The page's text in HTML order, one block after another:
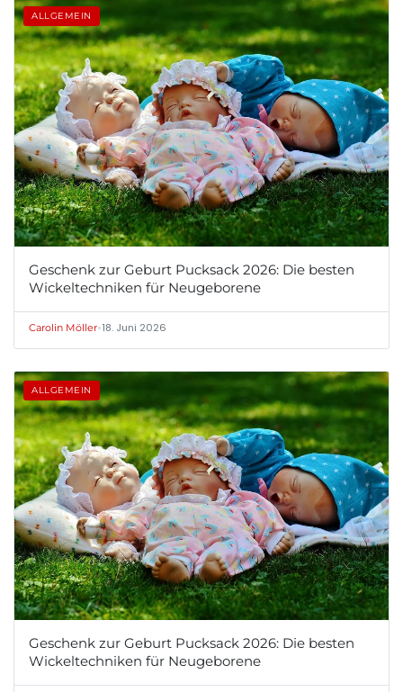
ALLGEMEIN
Geschenk zur Geburt Pucksack 2026: Die besten
Wickeltechniken für Neugeborene
Carolin Möller•18. Juni 2026
ALLGEMEIN
Geschenk zur Geburt Pucksack 2026: Die besten
Wickeltechniken für Neugeborene